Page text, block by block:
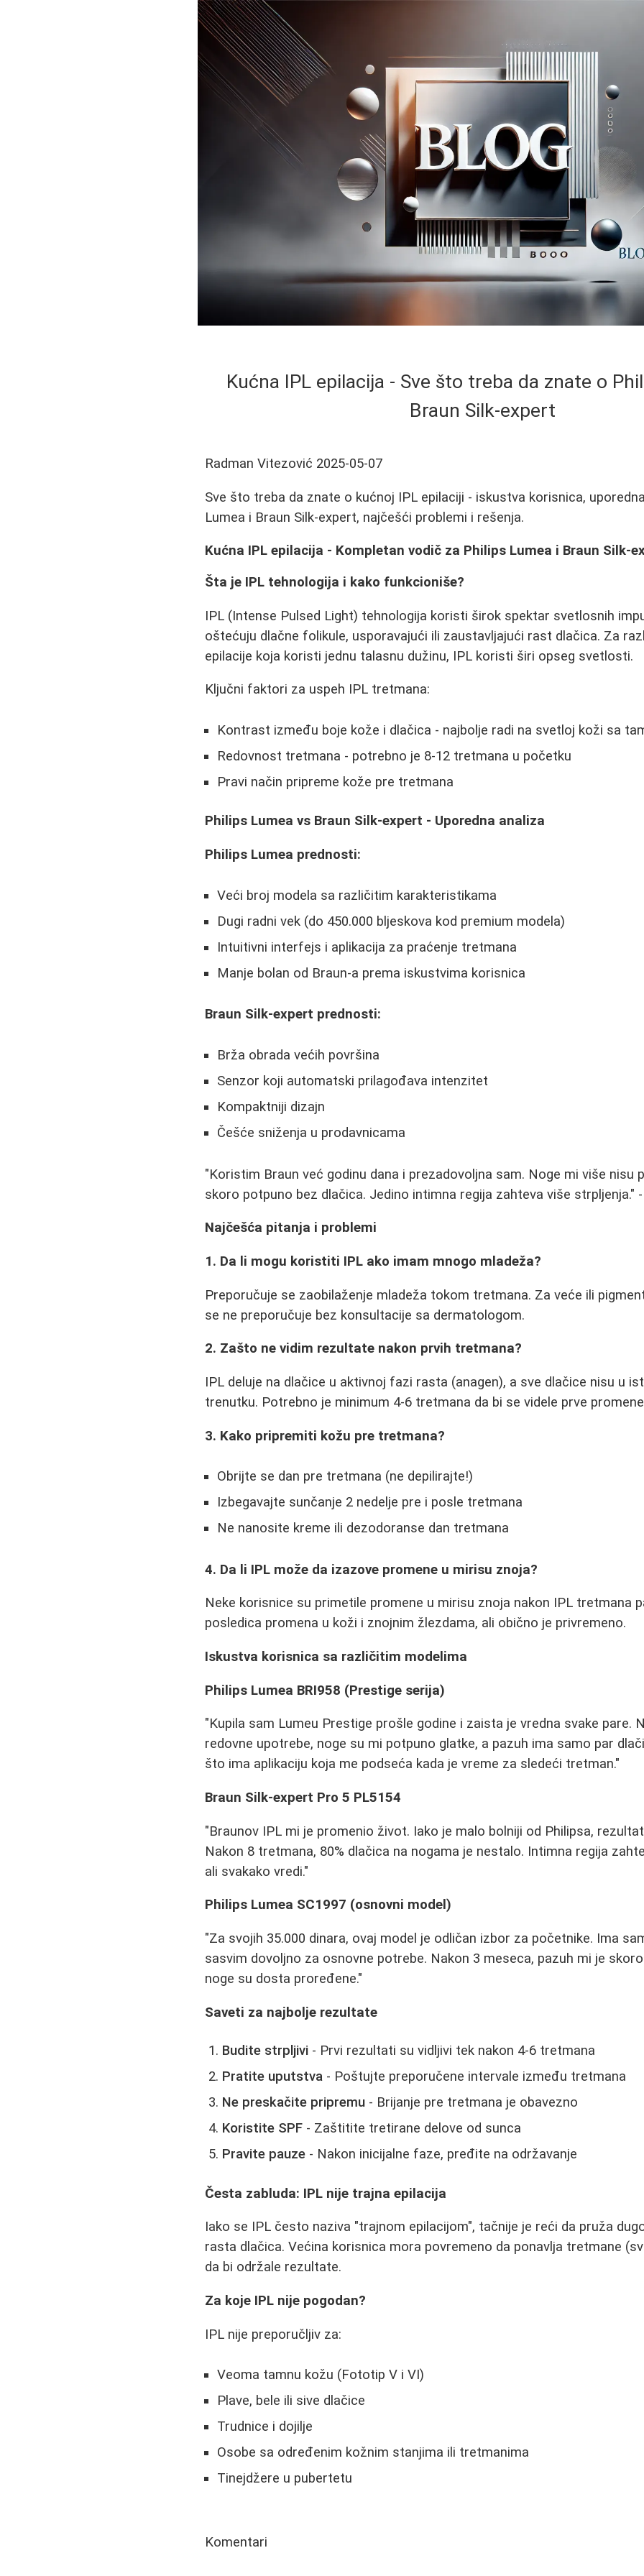
Kućna IPL epilacija - Sve što treba da znate o
Braun Silk-expert
Radman Vitezović 2025-05-07
Sve što treba da znate o kućnoj IPL epilaciji - iskustva korisnica,
Lumea i Braun Silk-expert, najčešći problemi i rešenja.
Kućna IPL epilacija - Kompletan vodič za Philips Lumea i Braun Silk-
Šta je IPL tehnologija i kako funkcioniše?
IPL (Intense Pulsed Light) tehnologija koristi širok spektar svetlosnih
oštećuju dlačne folikule, usporavajući ili zaustavljajući rast dlačica. Za
epilacije koja koristi jednu talasnu dužinu, IPL koristi širi opseg svetlosti.
Ključni faktori za uspeh IPL tretmana:
Kontrast između boje kože i dlačica - najbolje radi na svetloj koži sa
Redovnost tretmana - potrebno je 8-12 tretmana u početku
Pravi način pripreme kože pre tretmana
Philips Lumea vs Braun Silk-expert - Uporedna analiza
Philips Lumea prednosti:
Veći broj modela sa različitim karakteristikama
Dugi radni vek (do 450.000 bljeskova kod premium modela)
Intuitivni interfejs i aplikacija za praćenje tretmana
Manje bolan od Braun-a prema iskustvima korisnica
Braun Silk-expert prednosti:
Brža obrada većih površina
Senzor koji automatski prilagođava intenzitet
Kompaktniji dizajn
Češće sniženja u prodavnicama
"Koristim Braun već godinu dana i prezadovoljna sam. Noge mi više nisu
skoro potpuno bez dlačica. Jedino intimna regija zahteva više strpljenja."
Najčešća pitanja i problemi
1. Da li mogu koristiti IPL ako imam mnogo mladeža?
Preporučuje se zaobilaženje mladeža tokom tretmana. Za veće ili
se ne preporučuje bez konsultacije sa dermatologom.
2. Zašto ne vidim rezultate nakon prvih tretmana?
IPL deluje na dlačice u aktivnoj fazi rasta (anagen), a sve dlačice nisu u
trenutku. Potrebno je minimum 4-6 tretmana da bi se videle prve
3. Kako pripremiti kožu pre tretmana?
Obrijte se dan pre tretmana (ne depilirajte!)
Izbegavajte sunčanje 2 nedelje pre i posle tretmana
Ne nanosite kreme ili dezodoranse dan tretmana
4. Da li IPL može da izazove promene u mirisu znoja?
Neke korisnice su primetile promene u mirisu znoja nakon IPL tretmana
posledica promena u koži i znojnim žlezdama, ali obično je privremeno.
Iskustva korisnica sa različitim modelima
Philips Lumea BRI958 (Prestige serija)
"Kupila sam Lumeu Prestige prošle godine i zaista je vredna svake pare.
redovne upotrebe, noge su mi potpuno glatke, a pazuh ima samo par
što ima aplikaciju koja me podseća kada je vreme za sledeći tretman."
Braun Silk-expert Pro 5 PL5154
"Braunov IPL mi je promenio život. Iako je malo bolniji od Philipsa,
Nakon 8 tretmana, 80% dlačica na nogama je nestalo. Intimna regija
ali svakako vredi."
Philips Lumea SC1997 (osnovni model)
"Za svojih 35.000 dinara, ovaj model je odličan izbor za početnike. Ima
sasvim dovoljno za osnovne potrebe. Nakon 3 meseca, pazuh mi je
noge su dosta proređene."
Saveti za najbolje rezultate
Budite strpljivi - Prvi rezultati su vidljivi tek nakon 4-6 tretmana
Pratite uputstva - Poštujte preporučene intervale između tretmana
Ne preskačite pripremu - Brijanje pre tretmana je obavezno
Koristite SPF - Zaštitite tretirane delove od sunca
Pravite pauze - Nakon inicijalne faze, pređite na održavanje
Česta zabluda: IPL nije trajna epilacija
Iako se IPL često naziva "trajnom epilacijom", tačnije je reći da pruža
rasta dlačica. Većina korisnica mora povremeno da ponavlja tretmane
da bi održale rezultate.
Za koje IPL nije pogodan?
IPL nije preporučljiv za:
Veoma tamnu kožu (Fototip V i VI)
Plave, bele ili sive dlačice
Trudnice i dojilje
Osobe sa određenim kožnim stanjima ili tretmanima
Tinejdžere u pubertetu
Komentari